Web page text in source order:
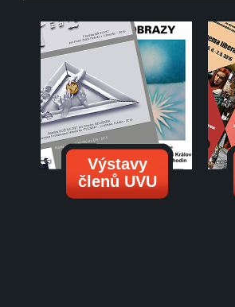
Výstavy
členů UVU